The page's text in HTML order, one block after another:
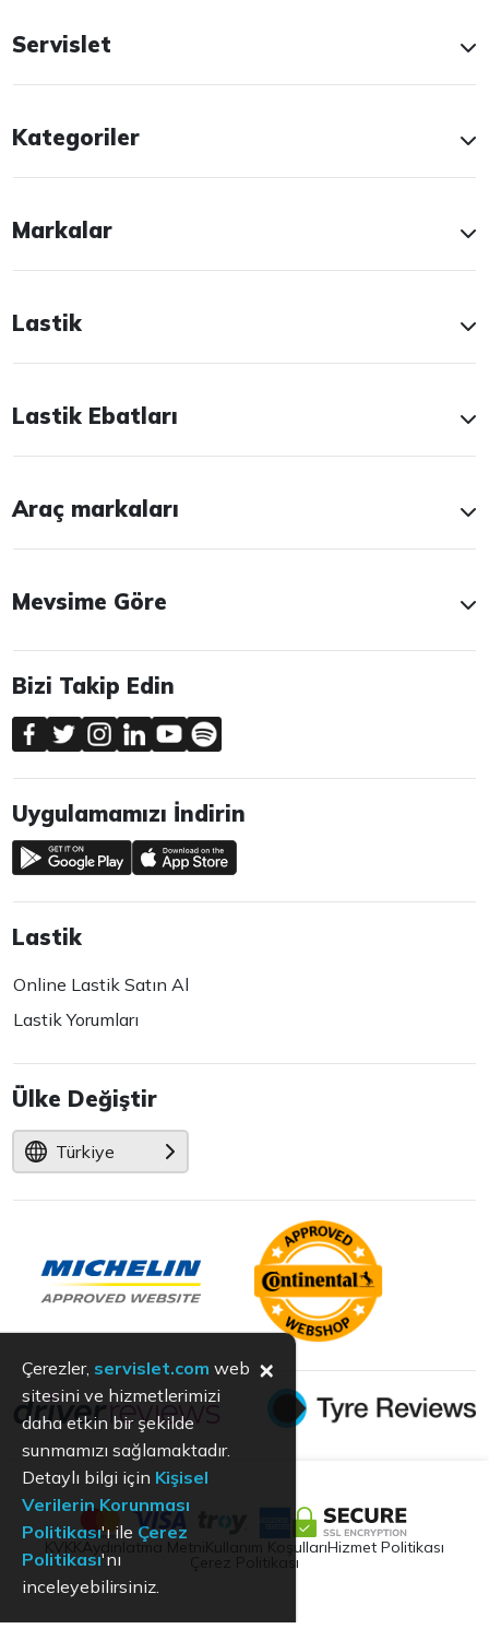
Servislet
Kategoriler
Markalar
Lastik
Lastik Ebatları
Araç markaları
Mevsime Göre
Bizi Takip Edin
Uygulamamızı İndirin
Lastik
Online Lastik Satın Al
Lastik Yorumları
Ülke Değiştir
Türkiye
Aydınlatma Metni Kullanım KoşullarıHizmet Politikası
Çerez Politikası
Çerezler, servislet.com web
sitesini ve hizmetlerimizi
daha etkin bir şekilde
sunmamızı sağlamaktadır.
Detaylı bilgi için Kişisel
Verilerin Korunması
Politikası'ı ile Çerez
Politikası'nı
inceleyebilirsiniz.
×